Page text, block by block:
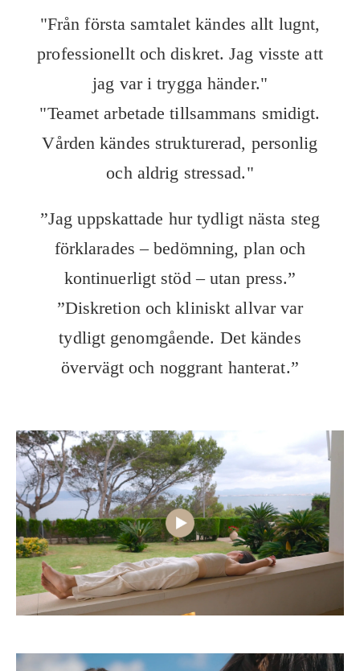
"Från första samtalet kändes allt lugnt,
professionellt och diskret. Jag visste att
jag var i trygga händer."
"Teamet arbetade tillsammans smidigt.
Vården kändes strukturerad, personlig
och aldrig stressad."
”Jag uppskattade hur tydligt nästa steg
förklarades – bedömning, plan och
kontinuerligt stöd – utan press.”
”Diskretion och kliniskt allvar var
tydligt genomgående. Det kändes
övervägt och noggrant hanterat.”